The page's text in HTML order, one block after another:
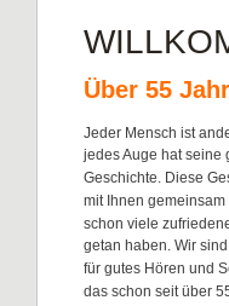
Über 55
Jeder Mensch ist
jedes Auge hat seine
Geschichte. Diese
mit Ihnen
schon viele
getan haben. Wir
für gutes Hören und
das schon seit über